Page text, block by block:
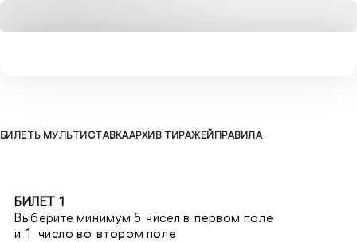
БИЛЕТЫ МУЛЬТИСТАВКААРХИВ ТИРАЖЕЙ ПРАВИЛА
БИЛЕТ 1
Выберите минимум 5 чисел в первом поле
и 1 число во втором поле